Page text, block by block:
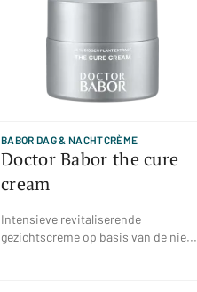
BABOR DAG & NACHTCRÈME
Doctor Babor the cure
cream
Intensieve revitaliserende
gezichtscreme op basis van de nie...